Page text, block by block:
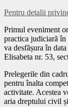
Pentru detalii
Primul eveniment
practica judiciară în
va desfășura în
Elisabeta nr. 53,
Prelegerile din
pentru înalta
activitate. Acestea
aria dreptului civil